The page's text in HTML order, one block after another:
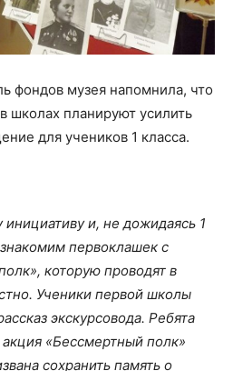
фондов музея напомнила, что
школах планируют усилить
для учеников 1 класса.
и, не дожидаясь 1
первоклашек с
которую проводят в
Ученики первой школы
экскурсовода. Ребята
акция «Бессмертный полк»
сохранить память о